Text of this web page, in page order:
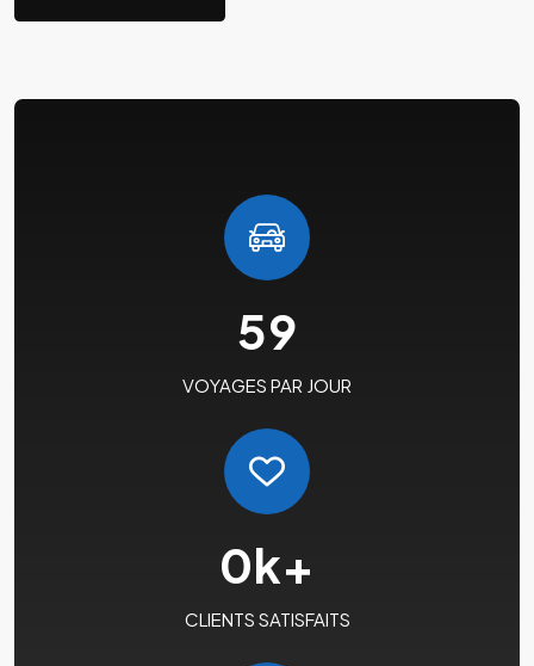
59
VOYAGES PAR JOUR
0k+
CLIENTS SATISFAITS